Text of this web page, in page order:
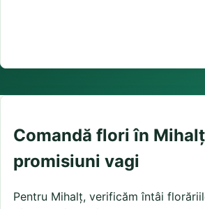
Comandă flori în
promisiuni vagi
Pentru Mihalț, verificăm întâi